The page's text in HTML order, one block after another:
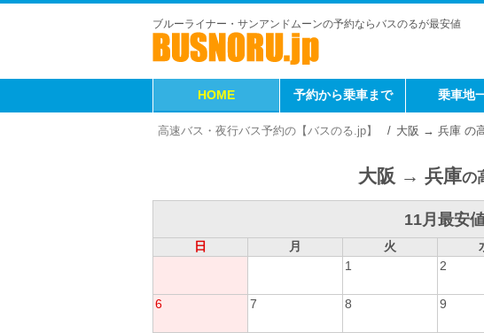
ブルーライナー・サンアンドムーンの予約ならバスのるが最安値
HOME 予約から乗車まで 乗車地
高速バス・夜行バス予約の【バスのる.jp】 大阪 → 兵庫 の
大阪 → 兵庫の
11月最安
日
月 火
1
2
6 7 8 9